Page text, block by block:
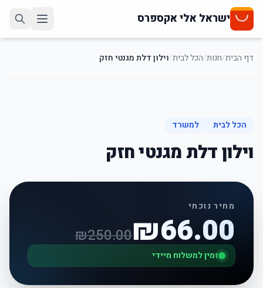
ישראל אלי אקספרס
דף הבית/חנות/הכל לבית/וילון דלת מגנטי חזק
הכל לבית
למשרד
וילון דלת מגנטי חזק
מחיר נוכחי
₪66.00
₪250.00
זמין למשלוח מיידי